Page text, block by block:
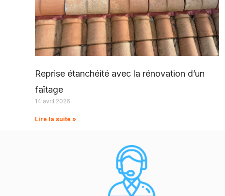
Reprise étanchéité avec la rénovation d’un
faîtage
14 avril 2026
Lire la suite »